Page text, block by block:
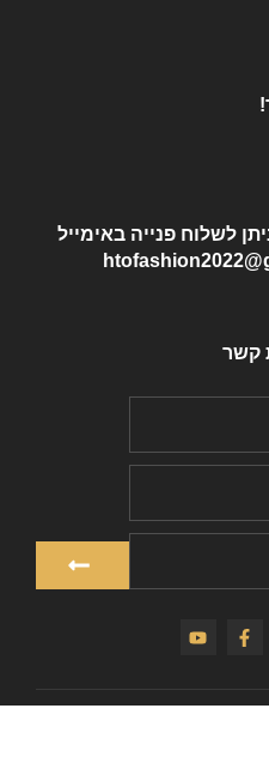
לשלוח פנייה באימייל
קשר